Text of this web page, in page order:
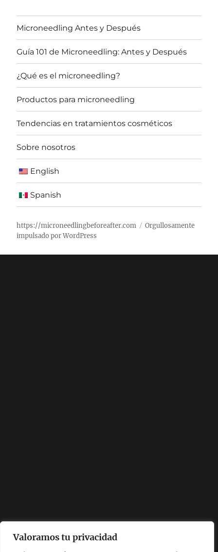
Valoramos tu privacidad
Microneedling Antes y Después
Guía 101 de Microneedling: Antes y Después
¿Qué es el microneedling?
Productos para microneedling
Tendencias en tratamientos cosméticos
Sobre nosotros
English
Spanish
https://microneedlingbeforeafter.com
Orgullosamente
impulsado por WordPress